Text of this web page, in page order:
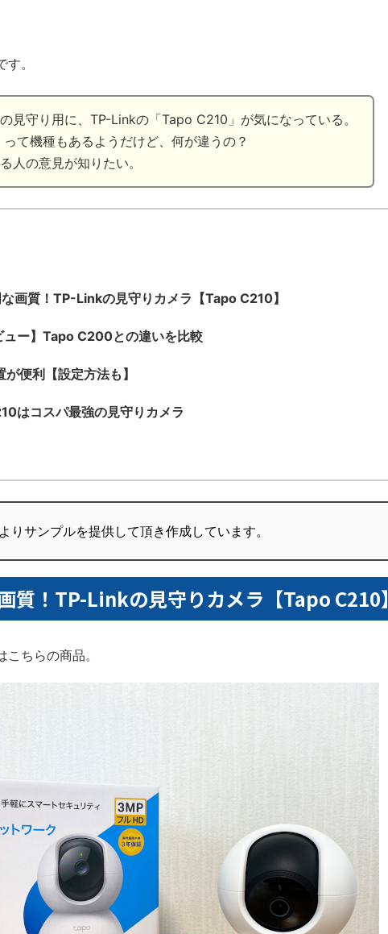
。
見守り用に、TP-Linkの「Tapo C210」が気になっている。
って機種もあるようだけど、何が違うの？
人の意見が知りたい。
画質！TP-Linkの見守りカメラ【Tapo C210】
ュー】Tapo C200との違いを比較
便利【設定方法も】
はコスパ最強の見守りカメラ
りサンプルを提供して頂き作成しています。
質！TP-Linkの見守りカメラ【Tapo C210】
ちらの商品。